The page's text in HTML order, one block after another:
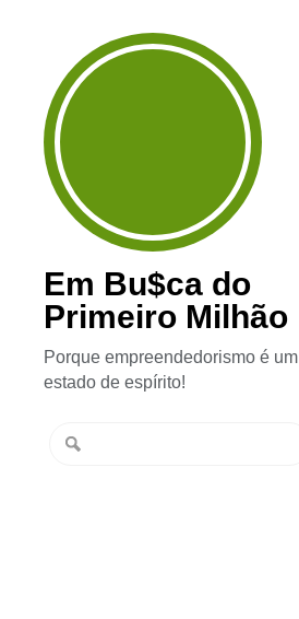
Em Bu$ca do
Primeiro Milhão
Porque empreendedorismo é um
estado de espírito!